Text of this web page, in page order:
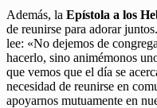
Además, la Epístola a los
de reunirse para adorar
lee: «No dejemos de
hacerlo, sino animémonos
que vemos que el día se
necesidad de reunirse en
apoyarnos mutuamente en